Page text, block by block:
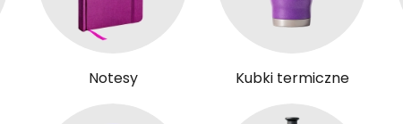
Notesy Kubki termiczne